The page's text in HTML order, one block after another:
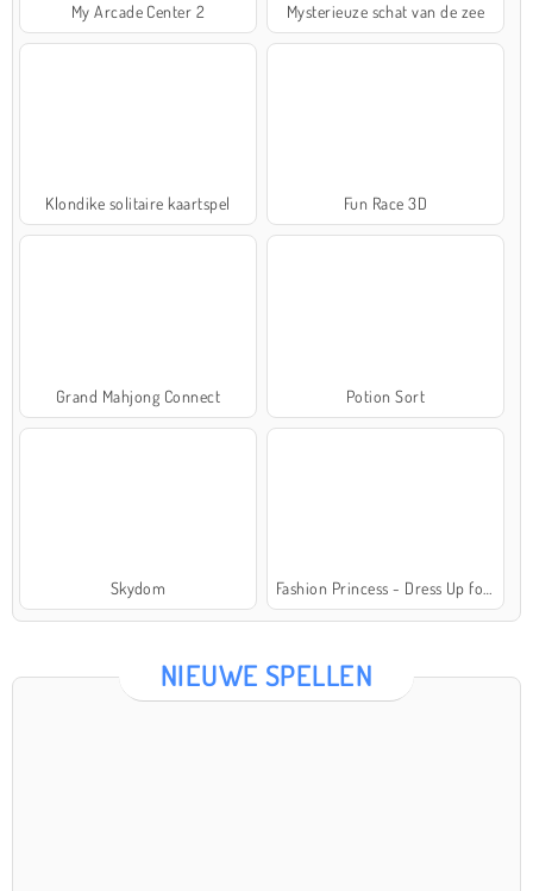
My Arcade Center 2 Mysterieuze schat van de zee
Klondike solitaire kaartspel Fun Race 3D
Grand Mahjong Connect Potion Sort
Skydom
NIEUWE SPELLEN